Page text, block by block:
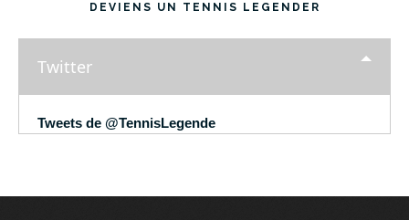
DEVIENS UN TENNIS LEGENDER
Twitter
Tweets de @TennisLegende